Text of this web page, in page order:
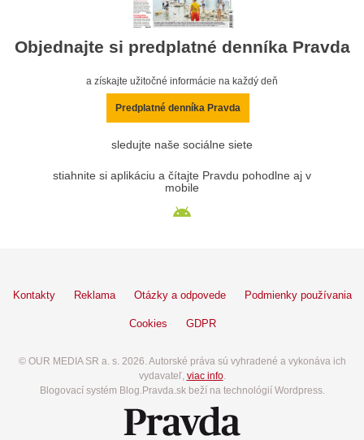
Objednajte si predplatné denníka Pravda
a získajte užitočné informácie na každý deň
Predplatné denníka Pravda
sledujte naše sociálne siete
stiahnite si aplikáciu a čítajte Pravdu pohodlne aj v
mobile
Kontakty Reklama Otázky a odpovede Podmienky používania
Cookies GDPR
© OUR MEDIA SR a. s. 2026. Autorské práva sú vyhradené a vykonáva ich
vydavateľ, viac info.
Blogovací systém Blog.Pravda.sk beží na technológií Wordpress.